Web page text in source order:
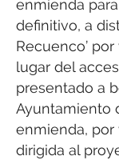
enmienda
definitivo, a
Recuenco’
lugar del
presentado a
Ayuntamiento
enmienda, por
dirigida al